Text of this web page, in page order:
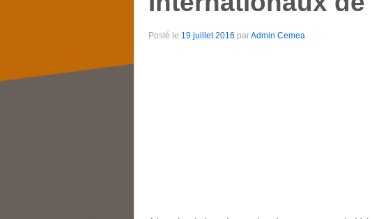
Posté le 19 juillet 2016 parAdmin Cemea